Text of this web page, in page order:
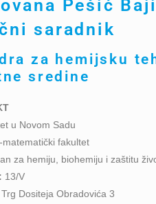
Pešić
saradnik
za hemijsku
sredine
u Novom Sadu
matematički fakultet
za hemiju, biohemiju i zaštitu
13/V
Trg Dositeja Obradovića 3